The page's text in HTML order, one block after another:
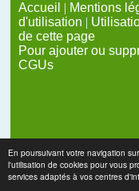
En poursuivant votre navigation
l'utilisation de cookies pour vous
services adaptés à vos centres
Accueil | Mentions
d'utilisation |
de cette page
Pour ajouter ou
CGUs